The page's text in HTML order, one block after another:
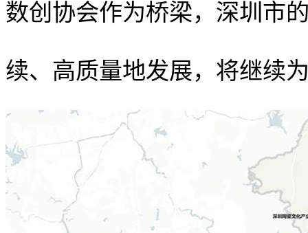
数创协会作为桥梁，深圳市
续、高质量地发展，将继续